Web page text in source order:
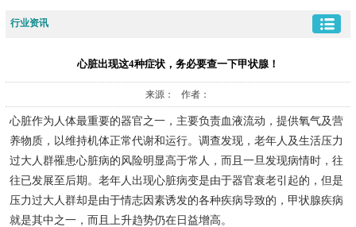
行业资讯
心脏出现这4种症状，务必要查一下甲状腺！
来源： 作者：
心脏作为人体最重要的器官之一，主要负责血液流动，提供氧气及营
养物质，以维持机体正常代谢和运行。调查发现，老年人及生活压力
过大人群罹患心脏病的风险明显高于常人，而且一旦发现病情时，往
往已发展至后期。老年人出现心脏病变是由于器官衰老引起的，但是
压力过大人群却是由于情志因素诱发的各种疾病导致的，甲状腺疾病
就是其中之一，而且上升趋势仍在日益增高。